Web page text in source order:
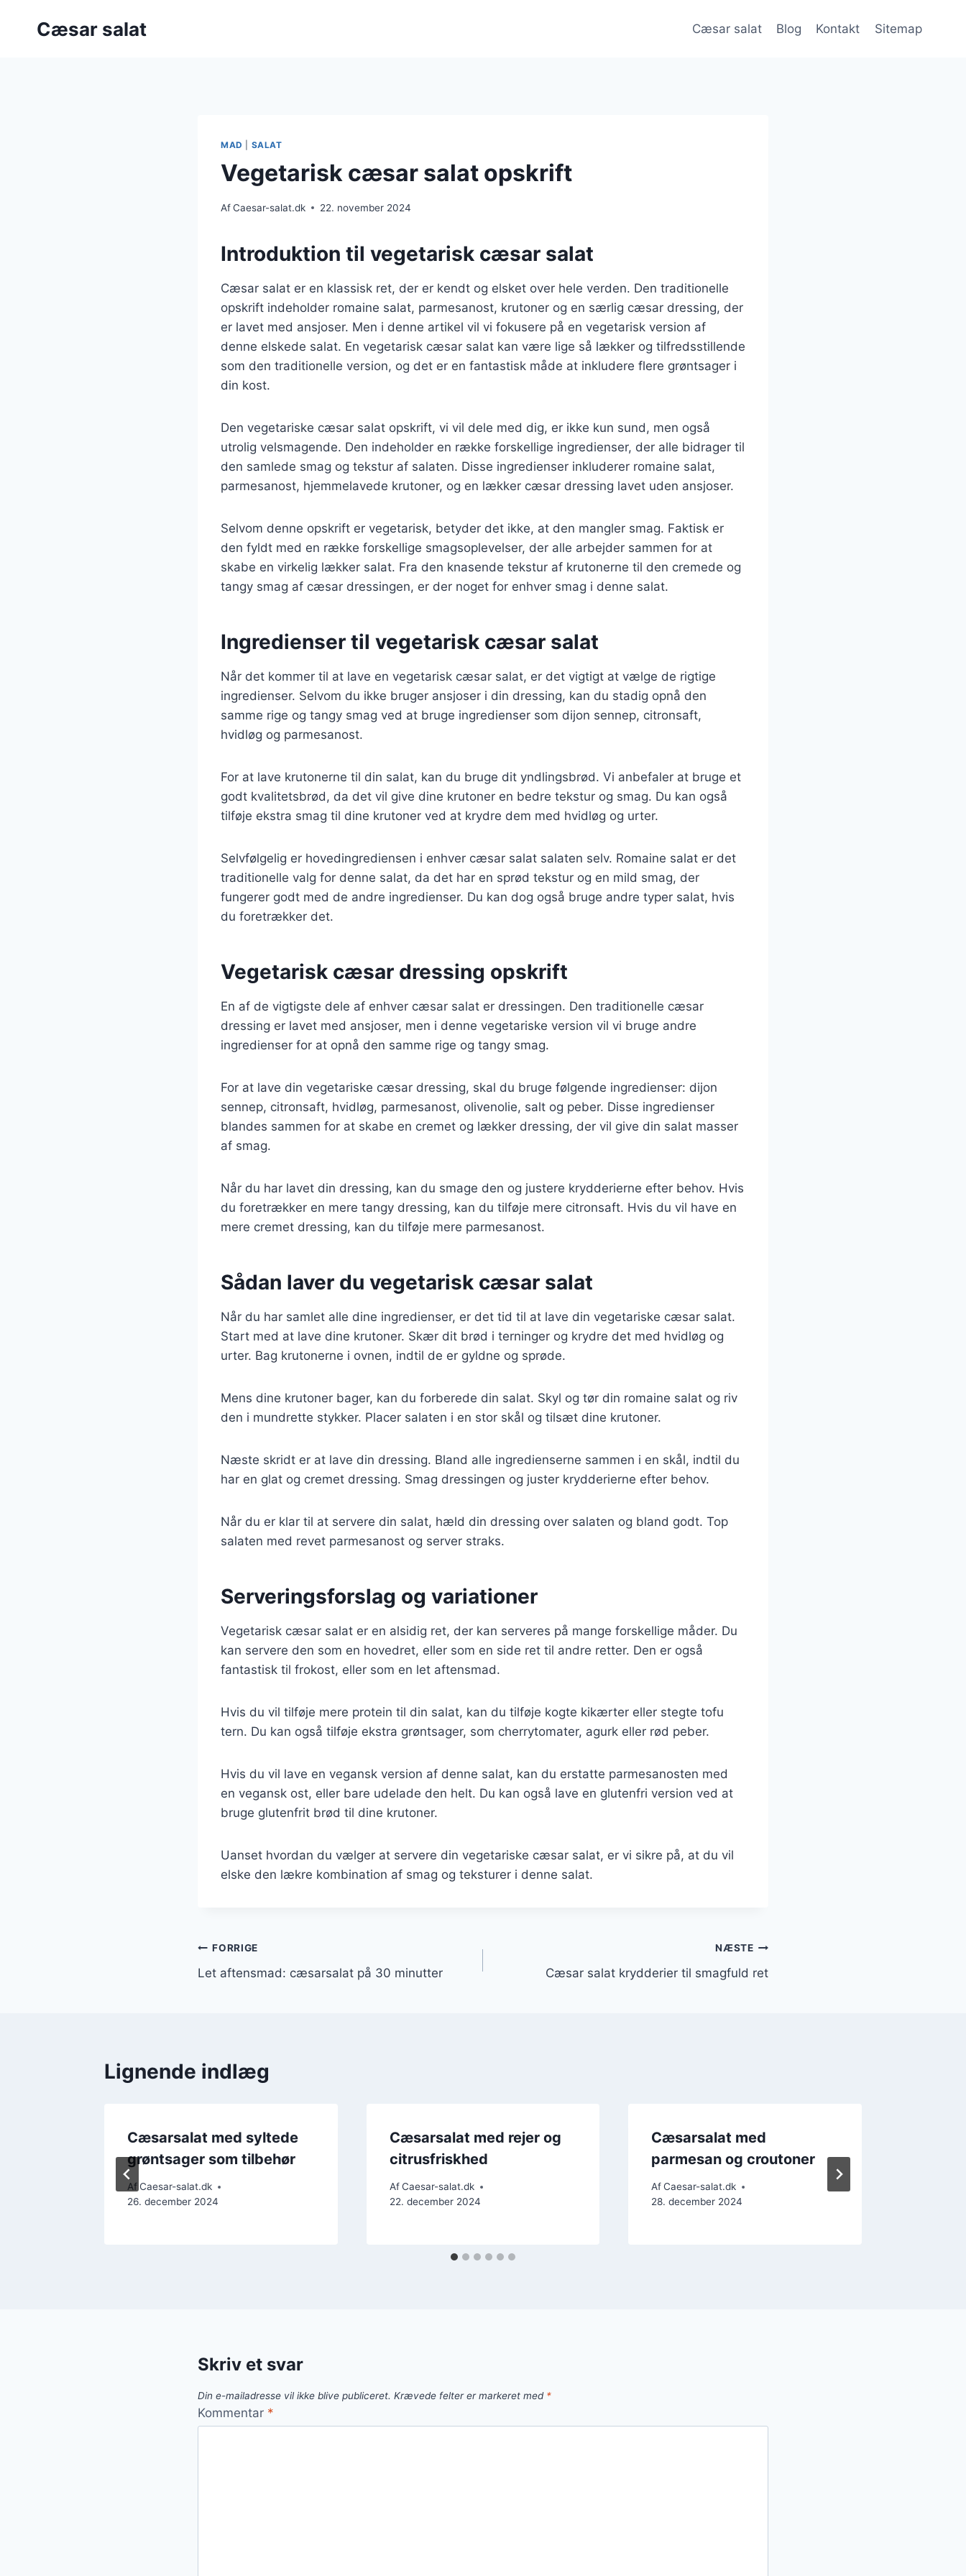
Cæsar salat Cæsar salat Blog Kontakt Sitemap
MAD SALAT
Vegetarisk cæsar salat opskrift
AfCaesar-salat.dk 22. november 2024
Introduktion til vegetarisk cæsar salat
Cæsar salat er en klassisk ret, der er kendt og elsket over hele verden. Den traditionelle
opskrift indeholder romaine salat, parmesanost, krutoner og en særlig cæsar dressing, der
er lavet med ansjoser. Men i denne artikel vil vi fokusere på en vegetarisk version af
denne elskede salat. En vegetarisk cæsar salat kan være lige så lækker og tilfredsstillende
som den traditionelle version, og det er en fantastisk måde at inkludere flere grøntsager i
din kost.
Den vegetariske cæsar salat opskrift, vi vil dele med dig, er ikke kun sund, men også
utrolig velsmagende. Den indeholder en række forskellige ingredienser, der alle bidrager til
den samlede smag og tekstur af salaten. Disse ingredienser inkluderer romaine salat,
parmesanost, hjemmelavede krutoner, og en lækker cæsar dressing lavet uden ansjoser.
Selvom denne opskrift er vegetarisk, betyder det ikke, at den mangler smag. Faktisk er
den fyldt med en række forskellige smagsoplevelser, der alle arbejder sammen for at
skabe en virkelig lækker salat. Fra den knasende tekstur af krutonerne til den cremede og
tangy smag af cæsar dressingen, er der noget for enhver smag i denne salat.
Ingredienser til vegetarisk cæsar salat
Når det kommer til at lave en vegetarisk cæsar salat, er det vigtigt at vælge de rigtige
ingredienser. Selvom du ikke bruger ansjoser i din dressing, kan du stadig opnå den
samme rige og tangy smag ved at bruge ingredienser som dijon sennep, citronsaft,
hvidløg og parmesanost.
For at lave krutonerne til din salat, kan du bruge dit yndlingsbrød. Vi anbefaler at bruge et
godt kvalitetsbrød, da det vil give dine krutoner en bedre tekstur og smag. Du kan også
tilføje ekstra smag til dine krutoner ved at krydre dem med hvidløg og urter.
Selvfølgelig er hovedingrediensen i enhver cæsar salat salaten selv. Romaine salat er det
traditionelle valg for denne salat, da det har en sprød tekstur og en mild smag, der
fungerer godt med de andre ingredienser. Du kan dog også bruge andre typer salat, hvis
du foretrækker det.
Vegetarisk cæsar dressing opskrift
En af de vigtigste dele af enhver cæsar salat er dressingen. Den traditionelle cæsar
dressing er lavet med ansjoser, men i denne vegetariske version vil vi bruge andre
ingredienser for at opnå den samme rige og tangy smag.
For at lave din vegetariske cæsar dressing, skal du bruge følgende ingredienser: dijon
sennep, citronsaft, hvidløg, parmesanost, olivenolie, salt og peber. Disse ingredienser
blandes sammen for at skabe en cremet og lækker dressing, der vil give din salat masser
af smag.
Når du har lavet din dressing, kan du smage den og justere krydderierne efter behov. Hvis
du foretrækker en mere tangy dressing, kan du tilføje mere citronsaft. Hvis du vil have en
mere cremet dressing, kan du tilføje mere parmesanost.
Sådan laver du vegetarisk cæsar salat
Når du har samlet alle dine ingredienser, er det tid til at lave din vegetariske cæsar salat.
Start med at lave dine krutoner. Skær dit brød i terninger og krydre det med hvidløg og
urter. Bag krutonerne i ovnen, indtil de er gyldne og sprøde.
Mens dine krutoner bager, kan du forberede din salat. Skyl og tør din romaine salat og riv
den i mundrette stykker. Placer salaten i en stor skål og tilsæt dine krutoner.
Næste skridt er at lave din dressing. Bland alle ingredienserne sammen i en skål, indtil du
har en glat og cremet dressing. Smag dressingen og juster krydderierne efter behov.
Når du er klar til at servere din salat, hæld din dressing over salaten og bland godt. Top
salaten med revet parmesanost og server straks.
Serveringsforslag og variationer
Vegetarisk cæsar salat er en alsidig ret, der kan serveres på mange forskellige måder. Du
kan servere den som en hovedret, eller som en side ret til andre retter. Den er også
fantastisk til frokost, eller som en let aftensmad.
Hvis du vil tilføje mere protein til din salat, kan du tilføje kogte kikærter eller stegte tofu
tern. Du kan også tilføje ekstra grøntsager, som cherrytomater, agurk eller rød peber.
Hvis du vil lave en vegansk version af denne salat, kan du erstatte parmesanosten med
en vegansk ost, eller bare udelade den helt. Du kan også lave en glutenfri version ved at
bruge glutenfrit brød til dine krutoner.
Uanset hvordan du vælger at servere din vegetariske cæsar salat, er vi sikre på, at du vil
elske den lækre kombination af smag og teksturer i denne salat.
Indlægsnavigation
FORRIGE
Let aftensmad: cæsarsalat på 30 minutter
NÆSTE
Cæsar salat krydderier til smagfuld ret
Lignende indlæg
Cæsarsalat med syltede
grøntsager som tilbehør
AfCaesar-salat.dk
26. december 2024
Cæsarsalat med rejer og
citrusfriskhed
Af Caesar-salat.dk
22. december 2024
Cæsarsalat med
parmesan og croutoner
Af Caesar-salat.dk
28. december 2024
Skriv et svar
Din e-mailadresse vil ikke blive publiceret. Krævede felter er markeret med *
Kommentar *